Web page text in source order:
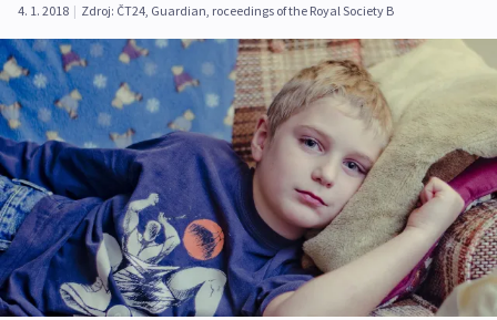
4. 1. 2018 | Zdroj: ČT24, Guardian, roceedings of the Royal Society B